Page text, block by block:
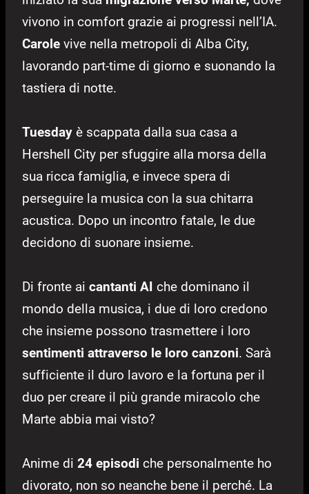
vivono in comfort grazie ai progressi nell’IA.
Carole vive nella metropoli di Alba City,
lavorando part-time di giorno e suonando la
tastiera di notte.
Tuesday è scappata dalla sua casa a
Hershell City per sfuggire alla morsa della
sua ricca famiglia, e invece spera di
perseguire la musica con la sua chitarra
acustica. Dopo un incontro fatale, le due
decidono di suonare insieme.
Di fronte ai cantanti AI che dominano il
mondo della musica, i due di loro credono
che insieme possono trasmettere i loro
sentimenti attraverso le loro canzoni. Sarà
sufficiente il duro lavoro e la fortuna per il
duo per creare il più grande miracolo che
Marte abbia mai visto?
Anime di 24 episodi che personalmente ho
divorato, non so neanche bene il perché. La